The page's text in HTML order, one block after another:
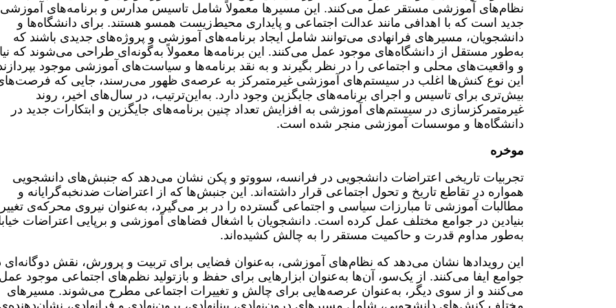
نظام‌های آموزشی مستقر عمل می‌‌کنند. این مسیرها معمولاً شامل تاسیس مدارس و برنامه‌های آموزشی
جدید است که با اهدافی مانند عدالت اجتماعی و پایداری محیط‌زیست همسو هستند. برای دانشگاه‌ها و
دانشجویان، مسیرهای فرانهادی می‌توانند شامل ایجاد برنامه‌های آموزشی و پروژه‌های جدیدی باشند که
به‌طور مستقل از دانشگاه‌های موجود عمل می‌کنند. این برنامه‌ها معمولاً به‌گونه‌ای طراحی می‌شوند که
و واقعیت‌های محلی و اجتماعی را در نظر بگیرند و به نقد برنامه‌ها و سیاست‌های آموزشی موجود
این نوع کنش‌‌ها اغلب در سیستم‌های آموزشی غیرمتمرکز به عرصه‌ی ظهور می‌رسند، جایی که
بیش‌تری برای تاسیس و اجرای برنامه‌های جایگزین وجود دارد. به‌این‌ترتیب، در سال‌های اخیر، روند
غیرمتمرکزسازی در سیستم‌های آموزشی به افزایش تعداد چنین برنامه‌های جایگزین و ابتکارات جدید در
دانشگاه‌ها و موسسات آموزشی منجر شده است.
موخره
تجربیات تاریخی اعتراضات دانشجویی در فرانسه، سووتو و پکن نشان می‌دهد که جنبش‌های دانشجویی
همواره در تقاطع تاریخ و تحول اجتماعی قرار داشته‌اند. این جنبش‌ها که از اعتراضات ضدنخبه‌گرایانه و
مطالبات آموزشی تا مبارزات سیاسی و اجتماعی گسترده را در بر می‌گیرد، به‌عنوان نیروی محرکه‌ی
بنیادین در جوامع مختلف عمل کرده است. دانشجویان با اشغال فضاهای آموزشی و برپایی اعتراضات
به‌طور مداوم قدرت و حاکمیت مستقر را به چالش کشیده‌اند.
این رویدادها نشان می‌دهد که نظام‌های آموزشی، به‌عنوان فضایی برای تربیت و پرورش، نقش دوگانه‌ای
جوامع ایفا می‌کنند. از یک‌سو، آن‌ها به‌عنوان ابزارهایی برای حفظ و بازتولید نظم‌های اجتماعی موجود عمل
می‌کنند و از سوی دیگر، به‌عنوان عرصه‌هایی برای چالش و تغییرات اجتماعی مطرح می‌شوند. مسیرهای
مختلف کنش‌های دانشجویی، شامل مسیرهای درون‌نهادی، بینا‌نهادی، برون‌نهادی و فرانهادی، نشان‌دهنده‌ی